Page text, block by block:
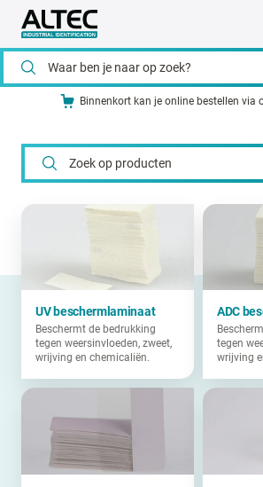
Binnenkort kan je online bestellen via
UV beschermlaminaat
Beschermt de bedrukking
tegen weersinvloeden, zweet,
wrijving en chemicaliën.
ADC
tegen
wrijving